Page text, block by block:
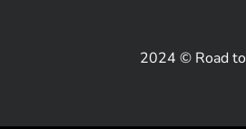
2024 © Road